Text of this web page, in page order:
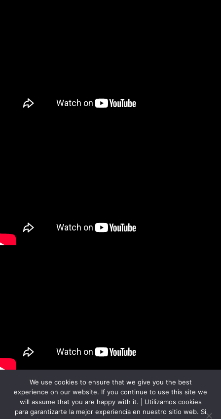
We use cookies to ensure that we give you the best
experience on our website. If you continue to use this site we
will assume that you are happy with it. | Utilizamos cookies
para garantizarte la mejor experiencia en nuestro sitio web. Si